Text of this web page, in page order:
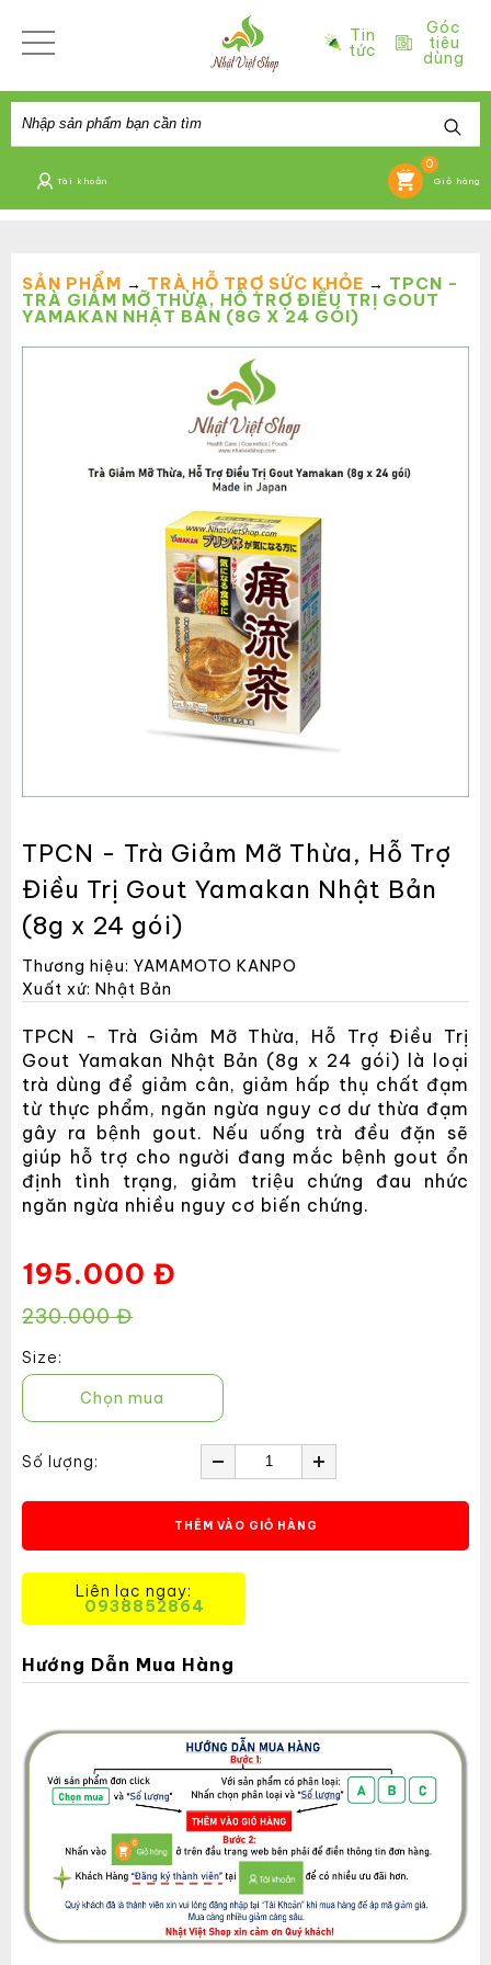
Tin
tức
Góc
tiêu
dùng
Tài khoản Giỏ hàng
0
SẢN PHẨM → TRÀ HỖ TRỢ SỨC KHỎE → TPCN -
TRÀ GIẢM MỠ THỪA, HỖ TRỢ ĐIỀU TRỊ GOUT
YAMAKAN NHẬT BẢN (8G X 24 GÓI)
TPCN - Trà Giảm Mỡ Thừa, Hỗ Trợ
Điều Trị Gout Yamakan Nhật Bản
(8g x 24 gói)
Thương hiệu: YAMAMOTO KANPO
Xuất xứ: Nhật Bản
TPCN - Trà Giảm Mỡ Thừa, Hỗ Trợ Điều Trị
Gout Yamakan Nhật Bản (8g x 24 gói) là loại
trà dùng để giảm cân, giảm hấp thụ chất đạm
từ thực phẩm, ngăn ngừa nguy cơ dư thừa đạm
gây ra bệnh gout. Nếu uống trà đều đặn sẽ
giúp hỗ trợ cho người đang mắc bệnh gout ổn
định tình trạng, giảm triệu chứng đau nhức
ngăn ngừa nhiều nguy cơ biến chứng.
195.000 Đ
230.000 Đ
Size:
Chọn mua
Số lượng:
THÊM VÀO GIỎ HÀNG
Liên lạc ngay:
0938852864
Hướng Dẫn Mua Hàng